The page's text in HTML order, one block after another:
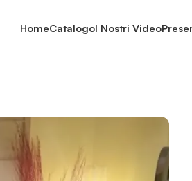
HomeCatalogoI Nostri Video